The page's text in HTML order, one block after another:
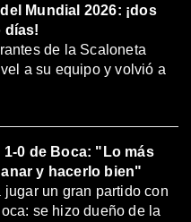
Mundial 2026: ¡dos
días!
de la Scaloneta
a su equipo y volvió a
1-0 de Boca: "Lo más
y hacerlo bien"
jugar un gran partido con
se hizo dueño de la